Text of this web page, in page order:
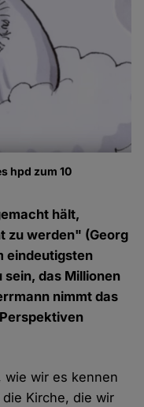
hpd zum 10
hält,
zu werden" (Georg
eindeutigsten
das Millionen
nimmt das
wie wir es kennen
Kirche, die wir